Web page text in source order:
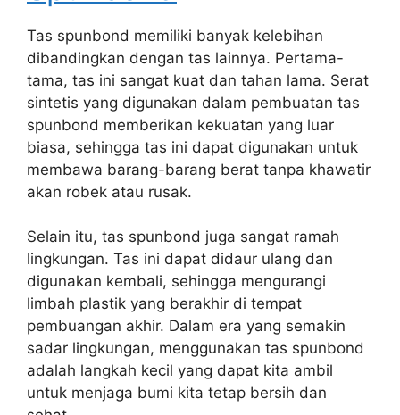
Tas spunbond memiliki banyak kelebihan
dibandingkan dengan tas lainnya. Pertama-
tama, tas ini sangat kuat dan tahan lama. Serat
sintetis yang digunakan dalam pembuatan tas
spunbond memberikan kekuatan yang luar
biasa, sehingga tas ini dapat digunakan untuk
membawa barang-barang berat tanpa khawatir
akan robek atau rusak.
Selain itu, tas spunbond juga sangat ramah
lingkungan. Tas ini dapat didaur ulang dan
digunakan kembali, sehingga mengurangi
limbah plastik yang berakhir di tempat
pembuangan akhir. Dalam era yang semakin
sadar lingkungan, menggunakan tas spunbond
adalah langkah kecil yang dapat kita ambil
untuk menjaga bumi kita tetap bersih dan